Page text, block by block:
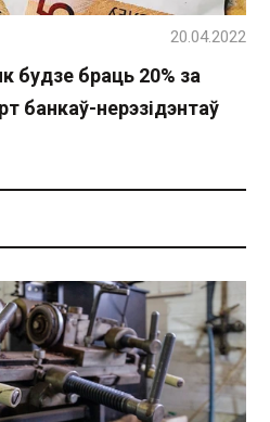
будзе браць 20% за
банкаў-нерэзідэнтаў
20.04.2022